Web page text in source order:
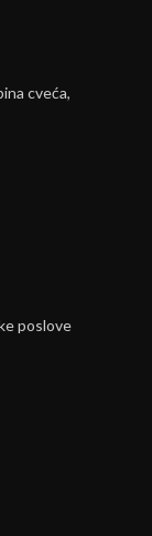
cveća,
poslove